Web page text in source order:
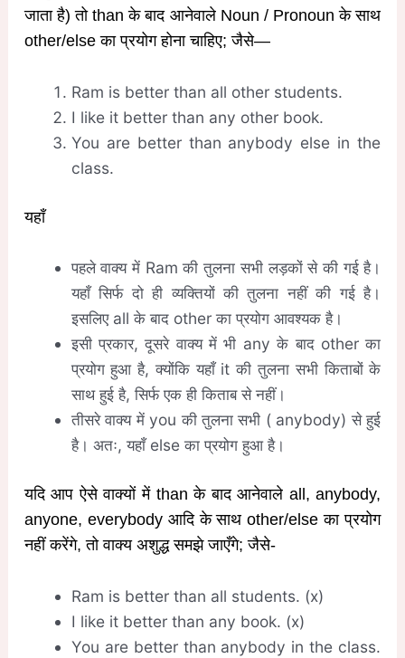
जाता है) तो than के बाद आनेवाले Noun / Pronoun के साथ
other/else का प्रयोग होना चाहिए; जैसे—
Ram is better than all other students.
I like it better than any other book.
You are better than anybody else in the
class.
यहाँ
पहले वाक्य में Ram की तुलना सभी लड़कों से की गई है।
यहाँ सिर्फ दो ही व्यक्तियों की तुलना नहीं की गई है।
इसलिए all के बाद other का प्रयोग आवश्यक है।
इसी प्रकार, दूसरे वाक्य में भी any के बाद other का
प्रयोग हुआ है, क्योंकि यहाँ it की तुलना सभी किताबों के
साथ हुई है, सिर्फ एक ही किताब से नहीं।
तीसरे वाक्य में you की तुलना सभी ( anybody) से हुई
है। अतः, यहाँ else का प्रयोग हुआ है।
यदि आप ऐसे वाक्यों में than के बाद आनेवाले all, anybody,
anyone, everybody आदि के साथ other/else का प्रयोग
नहीं करेंगे, तो वाक्य अशुद्ध समझे जाएँगे; जैसे-
Ram is better than all students. (x)
I like it better than any book. (x)
You are better than anybody in the class.